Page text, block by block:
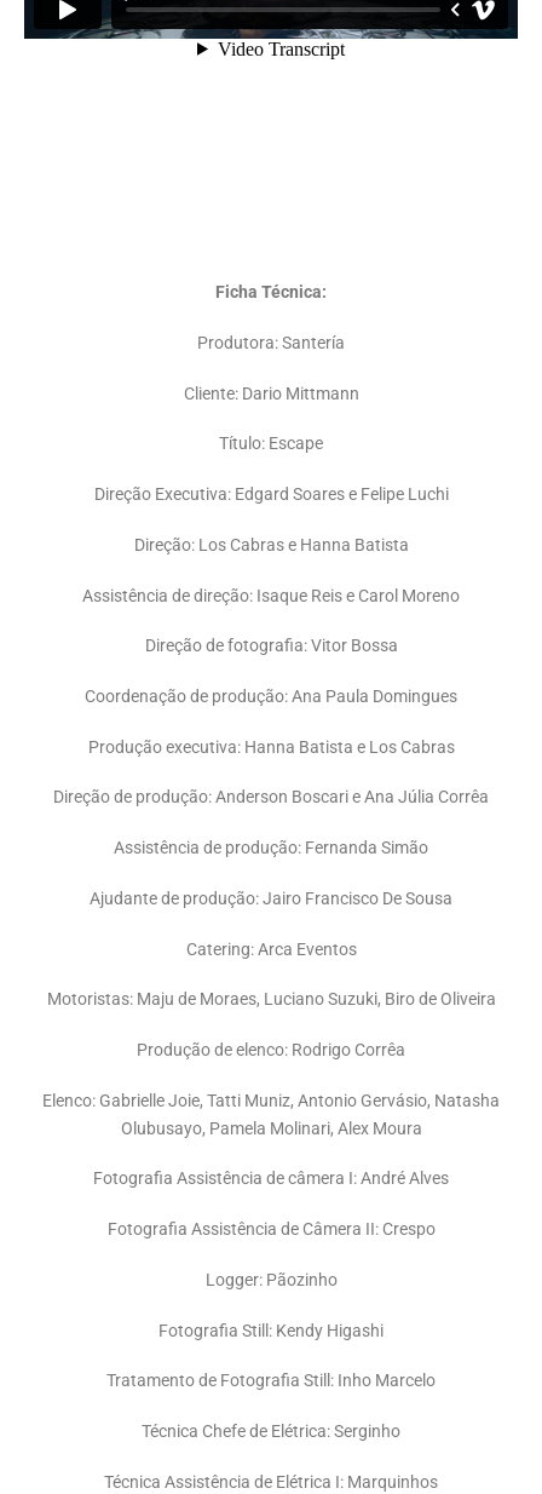
Ficha Técnica:
Produtora: Santería
Cliente: Dario Mittmann
Título: Escape
Direção Executiva: Edgard Soares e Felipe Luchi
Direção: Los Cabras e Hanna Batista
Assistência de direção: Isaque Reis e Carol Moreno
Direção de fotografia: Vitor Bossa
Coordenação de produção: Ana Paula Domingues
Produção executiva: Hanna Batista e Los Cabras
Direção de produção: Anderson Boscari e Ana Júlia Corrêa
Assistência de produção: Fernanda Simão
Ajudante de produção: Jairo Francisco De Sousa
Catering: Arca Eventos
Motoristas: Maju de Moraes, Luciano Suzuki, Biro de Oliveira
Produção de elenco: Rodrigo Corrêa
Elenco: Gabrielle Joie, Tatti Muniz, Antonio Gervásio, Natasha
Olubusayo, Pamela Molinari, Alex Moura
Fotografia Assistência de câmera I: André Alves
Fotografia Assistência de Câmera II: Crespo
Logger: Pãozinho
Fotografia Still: Kendy Higashi
Tratamento de Fotografia Still: Inho Marcelo
Técnica Chefe de Elétrica: Serginho
Técnica Assistência de Elétrica I: Marquinhos